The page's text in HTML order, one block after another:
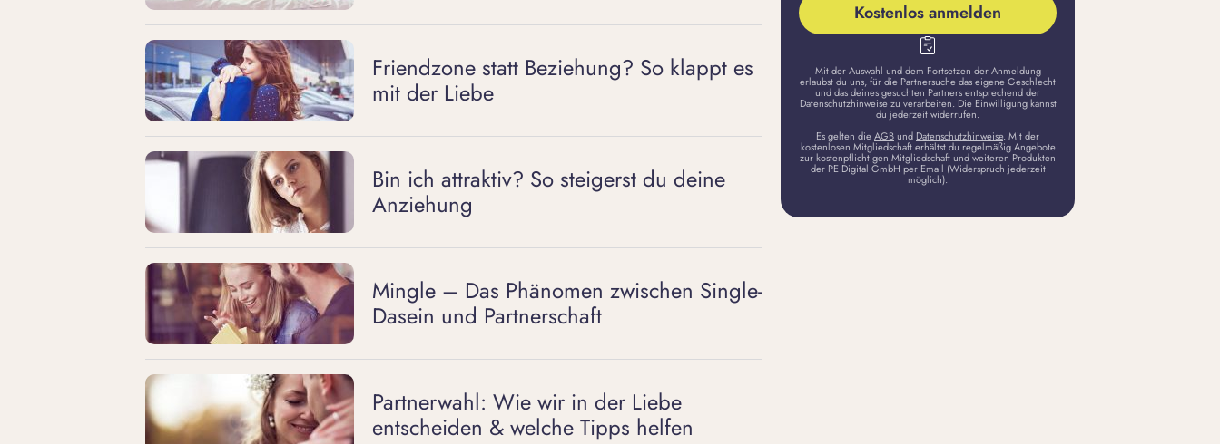
Friendzone statt Beziehung? So klappt es
mit der Liebe
Bin ich attraktiv? So steigerst du deine
Anziehung
Mingle – Das Phänomen zwischen Single-
Dasein und Partnerschaft
Partnerwahl: Wie wir in der Liebe
entscheiden & welche Tipps helfen
Kostenlos anmelden
Mit der Auswahl und dem Fortsetzen der Anmeldung
erlaubst du uns, für die Partnersuche das eigene Geschlecht
und das deines gesuchten Partners entsprechend der
Datenschutzhinweise zu verarbeiten. Die Einwilligung kannst
du jederzeit widerrufen.
Es gelten dieAGBund Datenschutzhinweise. Mit der
kostenlosen Mitgliedschaft erhältst du regelmäßig Angebote
zur kostenpflichtigen Mitgliedschaft und weiteren Produkten
der PE Digital GmbH per Email (Widerspruch jederzeit
möglich).